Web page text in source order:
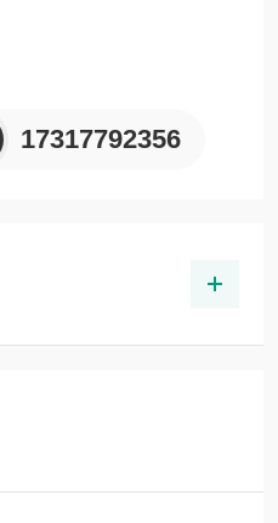
17317792356